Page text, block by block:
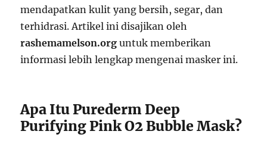
mendapatkan kulit yang bersih, segar, dan
terhidrasi. Artikel ini disajikan oleh
rashemamelson.org untuk memberikan
informasi lebih lengkap mengenai masker ini.
Apa Itu Purederm Deep
Purifying Pink O2 Bubble Mask?